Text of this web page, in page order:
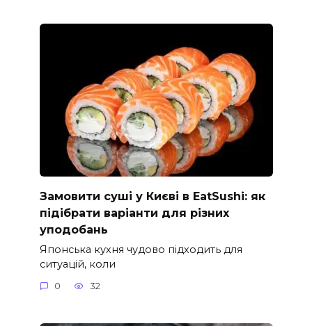
Замовити суші у Києві в EatSushi: як
підібрати варіанти для різних
уподобань
Японська кухня чудово підходить для
ситуацій, коли
0 32